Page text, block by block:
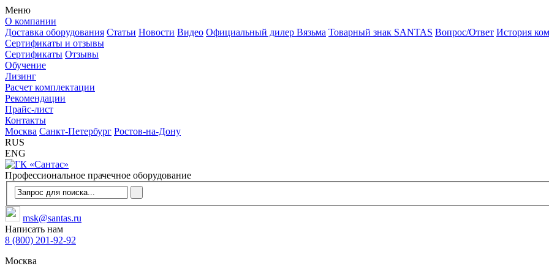
Меню
О компании
Доставка оборудования Статьи Новости Видео Официальный дилер Вязьма Товарный знак SANTAS Вопрос/Ответ История
Сертификаты и отзывы
Сертификаты Отзывы
Обучение
Лизинг
Расчет комплектации
Рекомендации
Прайс-лист
Контакты
Москва Санкт-Петербург Ростов-на-Дону
RUS
ENG
Профессиональное прачечное оборудование
msk@santas.ru
Написать нам
8 (800) 201-92-92
Москва